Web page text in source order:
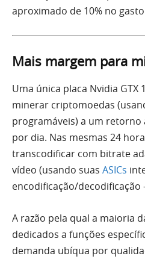
aproximado de 10% no
Mais margem para
Uma única placa Nvidia GTX
minerar criptomoedas
programáveis) a um retorno
por dia. Nas mesmas 24
transcodificar com bitrate
vídeo (usando suas ASICs
encodificação/decodificação
A razão pela qual a maioria
dedicados a funções
demanda ubíqua por